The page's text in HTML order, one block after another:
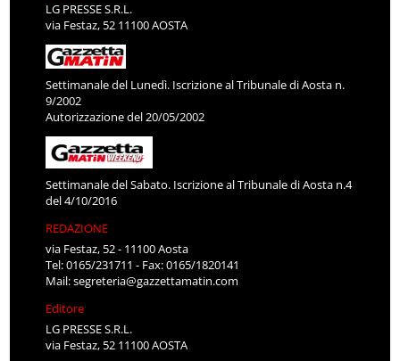
LG PRESSE S.R.L.
via Festaz, 52 11100 AOSTA
Settimanale del Lunedì. Iscrizione al Tribunale di Aosta n.
9/2002
Autorizzazione del 20/05/2002
Settimanale del Sabato. Iscrizione al Tribunale di Aosta n.4
del 4/10/2016
REDAZIONE
via Festaz, 52 - 11100 Aosta
Tel: 0165/231711 - Fax: 0165/1820141
Mail:segreteria@gazzettamatin.com
Editore
LG PRESSE S.R.L.
via Festaz, 52 11100 AOSTA